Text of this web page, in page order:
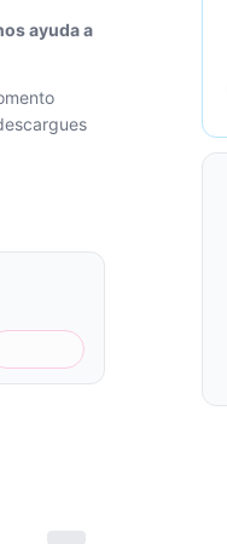
ayuda a